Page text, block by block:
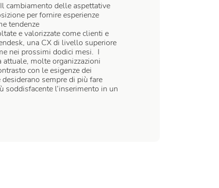
cambiamento delle aspettative
per fornire esperienze
tendenze
e valorizzate come clienti e
una CX di livello superiore
nei prossimi dodici mesi. I
attuale, molte organizzazioni
con le esigenze dei
sempre di più fare
soddisfacente l’inserimento in un